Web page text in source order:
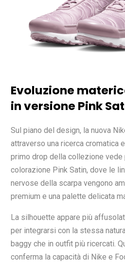
Evoluzione
in versione Pink
Sul piano del design, la nuova
attraverso una ricerca cromatica
primo drop della collezione vede
colorazione Pink Satin, dove le
nervose della scarpa vengono
premium e una palette delicata
La silhouette appare più
per integrarsi con la stessa
baggy che in outfit più ricercati.
conferma la capacità di Nike e